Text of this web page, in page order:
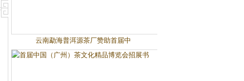
云南勐海普洱源茶厂赞助首届中